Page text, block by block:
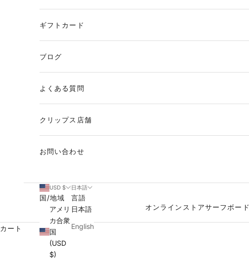
オンラインストアサーフボード
ギフトカード
ブログ
よくある質問
クリップス店舗
お問い合わせ
USD $
国/地域
アメリ
カ合衆
国
(USD
$)
日本語
言語
日本語
English
カート